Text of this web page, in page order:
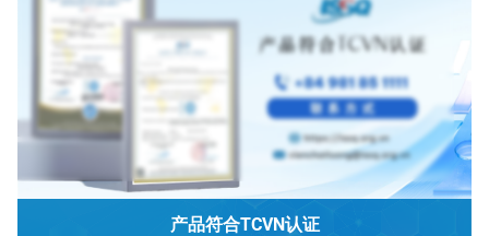
产品符合TCVN认证